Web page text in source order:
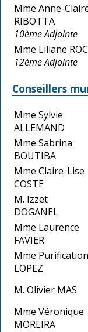
Mme Anne-
RIBOTTA
10ème Adjointe
Mme Liliane
12ème Adjointe
Conseillers
Mme Sylvie
ALLEMAND
Mme Sabrina
BOUTIBA
Mme Claire-Lise
COSTE
M. Izzet
DOGANEL
Mme Laurence
FAVIER
Mme Purification
LOPEZ
M. Olivier MAS
Mme Véronique
MOREIRA